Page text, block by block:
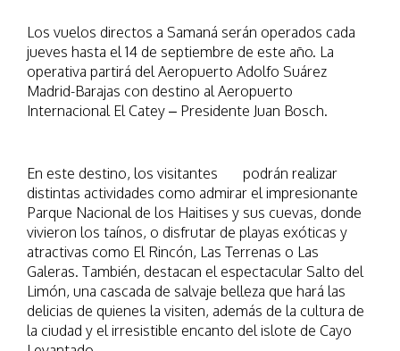
Los vuelos directos a Samaná serán operados cada
jueves hasta el 14 de septiembre de este año. La
operativa partirá del Aeropuerto Adolfo Suárez
Madrid-Barajas con destino al Aeropuerto
Internacional El Catey – Presidente Juan Bosch.
En este destino, los visitantes podrán realizar
distintas actividades como admirar el impresionante
Parque Nacional de los Haitises y sus cuevas, donde
vivieron los taínos, o disfrutar de playas exóticas y
atractivas como El Rincón, Las Terrenas o Las
Galeras. También, destacan el espectacular Salto del
Limón, una cascada de salvaje belleza que hará las
delicias de quienes la visiten, además de la cultura de
la ciudad y el irresistible encanto del islote de Cayo